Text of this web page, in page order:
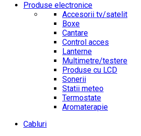
Produse electronice
Accesorii tv/satelit
Boxe
Cantare
Control acces
Lanterne
Multimetre/testere
Produse cu LCD
Sonerii
Statii meteo
Termostate
Aromaterapie
Cabluri